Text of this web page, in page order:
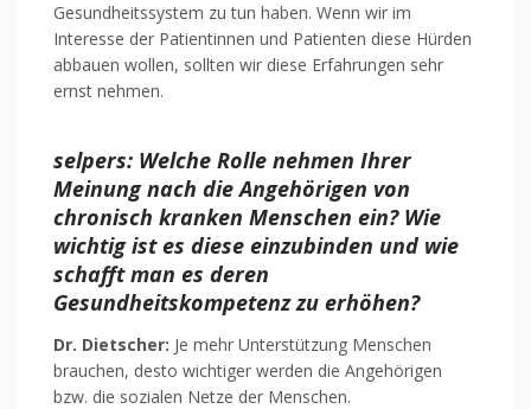
Gesundheitssystem zu tun haben. Wenn wir im
Interesse der Patientinnen und Patienten diese Hürden
abbauen wollen, sollten wir diese Erfahrungen sehr
ernst nehmen.
selpers: Welche Rolle nehmen Ihrer
Meinung nach die Angehörigen von
chronisch kranken Menschen ein? Wie
wichtig ist es diese einzubinden und wie
schafft man es deren
Gesundheitskompetenz zu erhöhen?
Dr. Dietscher: Je mehr Unterstützung Menschen
brauchen, desto wichtiger werden die Angehörigen
bzw. die sozialen Netze der Menschen.